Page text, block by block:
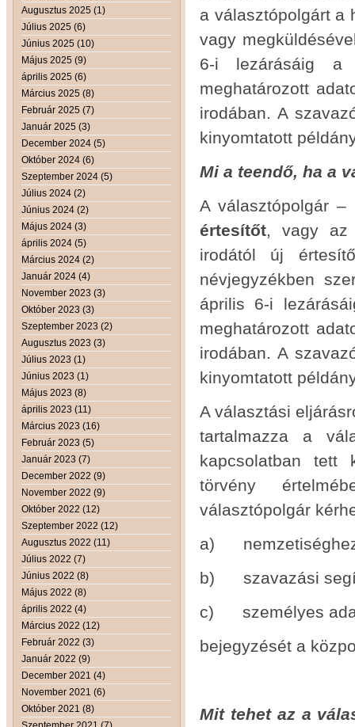
Augusztus 2025 (1)
Július 2025 (6)
Június 2025 (10)
Május 2025 (9)
április 2025 (6)
Március 2025 (8)
Február 2025 (7)
Január 2025 (3)
December 2024 (5)
Október 2024 (6)
Szeptember 2024 (5)
Július 2024 (2)
Június 2024 (2)
Május 2024 (3)
április 2024 (5)
Március 2024 (2)
Január 2024 (4)
November 2023 (3)
Október 2023 (3)
Szeptember 2023 (2)
Augusztus 2023 (3)
Július 2023 (1)
Június 2023 (1)
Május 2023 (8)
április 2023 (11)
Március 2023 (16)
Február 2023 (5)
Január 2023 (7)
December 2022 (9)
November 2022 (9)
Október 2022 (12)
Szeptember 2022 (12)
Augusztus 2022 (11)
Július 2022 (7)
Június 2022 (8)
Május 2022 (8)
április 2022 (4)
Március 2022 (12)
Február 2022 (3)
Január 2022 (9)
December 2021 (4)
November 2021 (6)
Október 2021 (8)
a választópolgárt a
vagy
6-i lezárásáig a
meghatározott
irodában. A
kinyomtatott
Mi a teendő, ha a
A választópolgár –
értesítőt , vagy
irodától új
névjegyzékben
április 6-i
meghatározott
irodában. A
kinyomtatott
A választási
tartalmazza a
kapcsolatban tett
törvény
választópolgár
a) nemzetiséghez
b) szavazási
c) személyes
bejegyzését a
Mit tehet az a